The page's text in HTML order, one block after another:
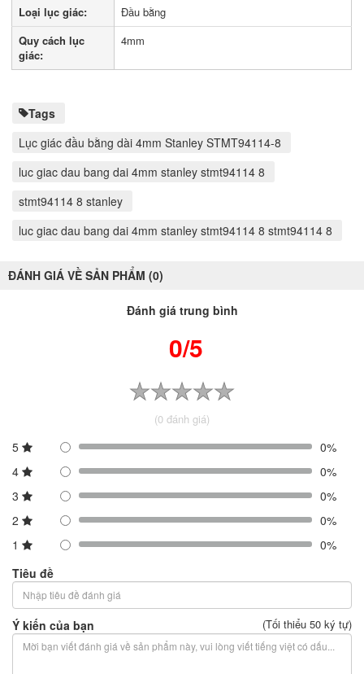
Loại lục giác:
Đầu bằng
Quy cách lục
giác:
4mm
Tags
Lục giác đầu bằng dài 4mm Stanley STMT94114-8
luc giac dau bang dai 4mm stanley stmt94114 8
stmt94114 8 stanley
luc giac dau bang dai 4mm stanley stmt94114 8 stmt94114 8
ĐÁNH GIÁ VỀ SẢN PHẨM (0)
Đánh giá trung bình
0/5
(0 đánh giá)
5
0%
4
0%
3
0%
2
0%
1
0%
Tiêu đề
Ý kiến của bạn (Tối thiểu 50 ký tự)